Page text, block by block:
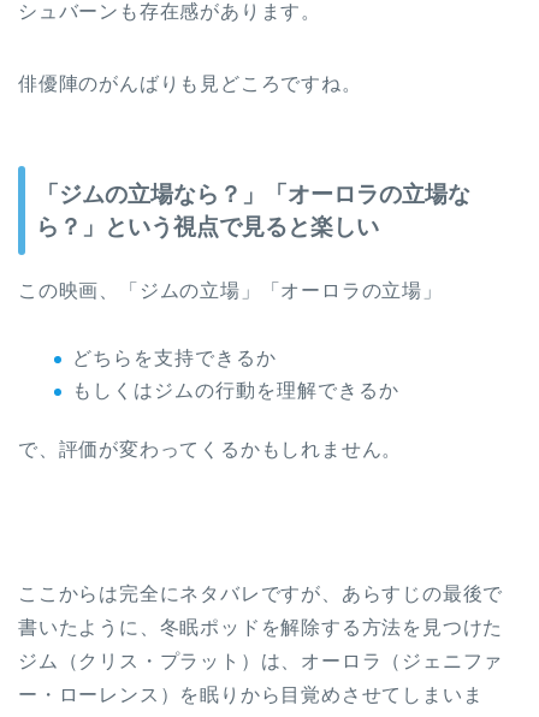
シュバーンも存在感があります。
俳優陣のがんばりも見どころですね。
「ジムの立場なら？」「オーロラの立場な
ら？」という視点で見ると楽しい
この映画、「ジムの立場」「オーロラの立場」
どちらを支持できるか
もしくはジムの行動を理解できるか
で、評価が変わってくるかもしれません。
ここからは完全にネタバレですが、あらすじの最後で
書いたように、冬眠ポッドを解除する方法を見つけた
ジム（クリス・プラット）は、オーロラ（ジェニファ
ー・ローレンス）を眠りから目覚めさせてしまいま